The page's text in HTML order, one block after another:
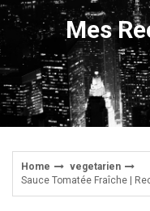
Skip
to
content
Mes
Home
vegetarien
Sauce Tomatée Fraîche |